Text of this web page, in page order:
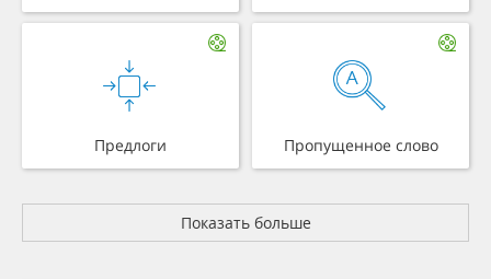
Предлоги Пропущенное слово
Показать больше